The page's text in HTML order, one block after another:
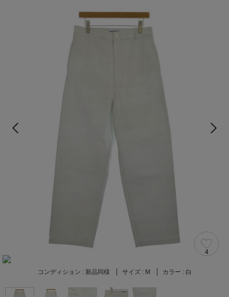
4
コンディション : 新品同様 サイズ : M カラー : 白